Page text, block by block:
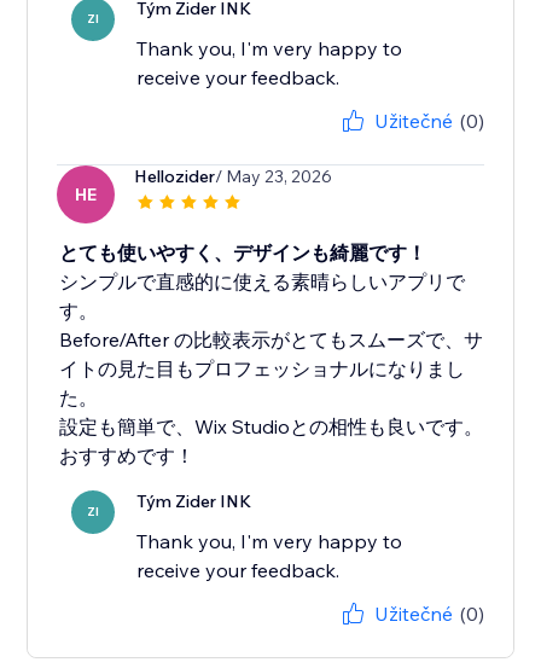
ZI Tým Zider INK
Thank you, I'm very happy to
receive your feedback.
Užitečné (0)
HE
Hellozider/ May 23, 2026
とても使いやすく、デザインも綺麗です！
シンプルで直感的に使える素晴らしいアプリで
す。
Before/After の比較表示がとてもスムーズで、サ
イトの見た目もプロフェッショナルになりまし
た。
設定も簡単で、Wix Studioとの相性も良いです。
おすすめです！
ZI Tým Zider INK
Thank you, I'm very happy to
receive your feedback.
Užitečné (0)